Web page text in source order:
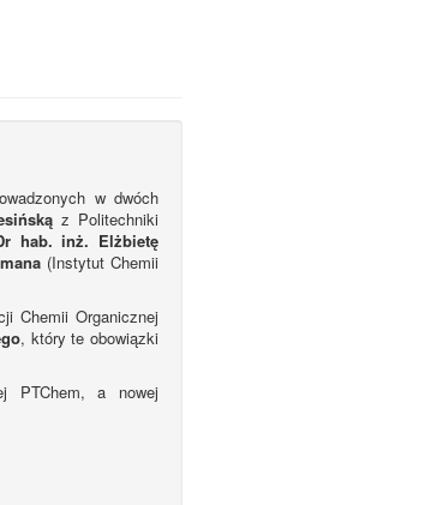
w dwóch
z Politechniki
hab. inż. Elżbietę
(Instytut Chemii
Chemii Organicznej
, który te obowiązki
PTChem, a nowej